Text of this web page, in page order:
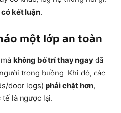
kết luận.
một lớp an toàn
không bố trí thay ngay đã
trong buồng. Khi đó, các
door logs) phải chặt hơn,
là ngược lại.